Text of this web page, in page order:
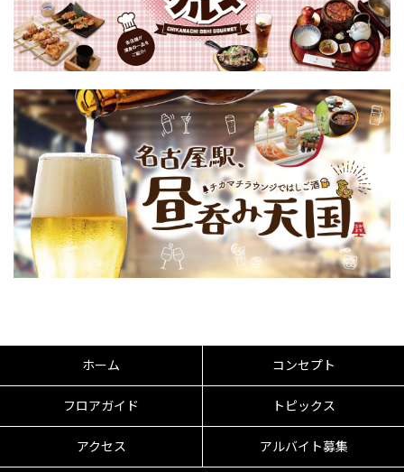
ホーム コンセプト
フロアガイド トピックス
アクセス アルバイト募集